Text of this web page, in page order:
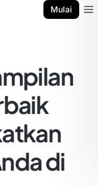
Mulai
di